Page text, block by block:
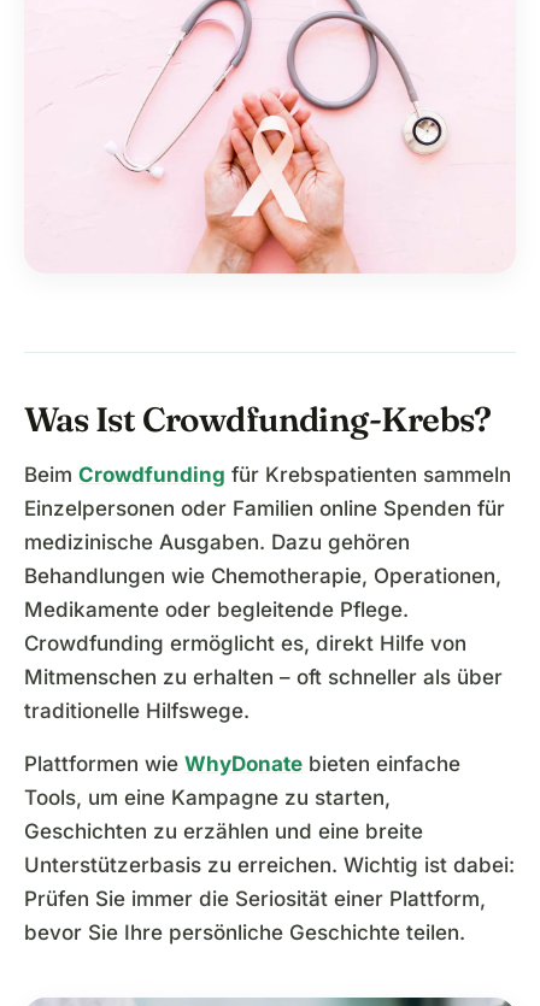
Was Ist Crowdfunding-Krebs?
Beim Crowdfunding für Krebspatienten sammeln
Einzelpersonen oder Familien online Spenden für
medizinische Ausgaben. Dazu gehören
Behandlungen wie Chemotherapie, Operationen,
Medikamente oder begleitende Pflege.
Crowdfunding ermöglicht es, direkt Hilfe von
Mitmenschen zu erhalten – oft schneller als über
traditionelle Hilfswege.
Plattformen wie WhyDonate bieten einfache
Tools, um eine Kampagne zu starten,
Geschichten zu erzählen und eine breite
Unterstützerbasis zu erreichen. Wichtig ist dabei:
Prüfen Sie immer die Seriosität einer Plattform,
bevor Sie Ihre persönliche Geschichte teilen.